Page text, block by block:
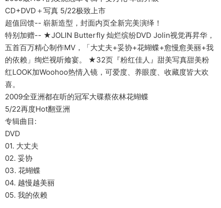
CD+DVD＋写真 5/22极致上市
超值回馈-- 崭新造型，封面内页全新完美演绎！
特别加赠-- ★JOLIN Butterfly 灿烂缤纷DVD Jolin视觉再昇华，
五首百万精心制作MV，「大丈夫+妥协+花蝴蝶+愈慢愈美丽+我
的依赖」绚烂视听飨宴。 ★32页『粉红佳人』甜美写真甜美粉
红LOOK加Woohoo热情入镜，可爱度、养眼度、收藏度皆大欢
喜。
2009全亚洲都在听的冠军大碟蔡依林花蝴蝶
5/22再度Hot翻亚洲
专辑曲目:
DVD
01. 大丈夫
02. 妥协
03. 花蝴蝶
04. 越慢越美丽
05. 我的依赖